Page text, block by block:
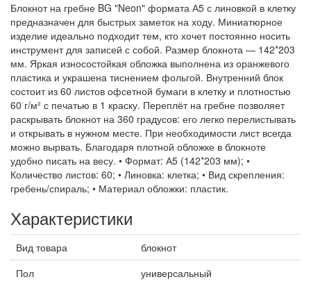
Блокнот на гребне BG "Neon" формата А5 с линовкой в клетку
предназначен для быстрых заметок на ходу. Миниатюрное
изделие идеально подходит тем, кто хочет постоянно носить
инструмент для записей с собой. Размер блокнота — 142*203
мм. Яркая износостойкая обложка выполнена из оранжевого
пластика и украшена тиснением фольгой. Внутренний блок
состоит из 60 листов офсетной бумаги в клетку и плотностью
60 г/м² с печатью в 1 краску. Переплёт на гребне позволяет
раскрывать блокнот на 360 градусов: его легко перелистывать
и открывать в нужном месте. При необходимости лист всегда
можно вырвать. Благодаря плотной обложке в блокноте
удобно писать на весу. • Формат: А5 (142*203 мм); •
Количество листов: 60; • Линовка: клетка; • Вид скрепления:
гребень/спираль; • Материал обложки: пластик.
Характеристики
Вид товара
блокнот
Пол
универсальный